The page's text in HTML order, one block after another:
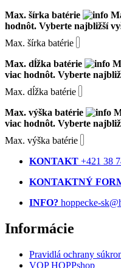
Max. šírka batérie
hodnôt. Vyberte najbližší
Max. šírka batérie
Max. dĺžka batérie
viac hodnôt. Vyberte
Max. dĺžka batérie
Max. výška batérie
viac hodnôt. Vyberte
Max. výška batérie
KONTAKT +421 38
KONTAKTNÝ
INFO? hoppecke-
Informácie
Pravidlá ochrany
VOP HOPPshop